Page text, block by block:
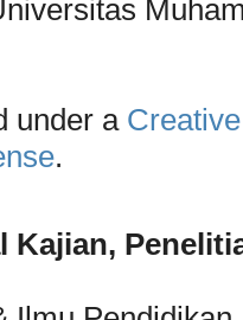
under a
.
Kajian,